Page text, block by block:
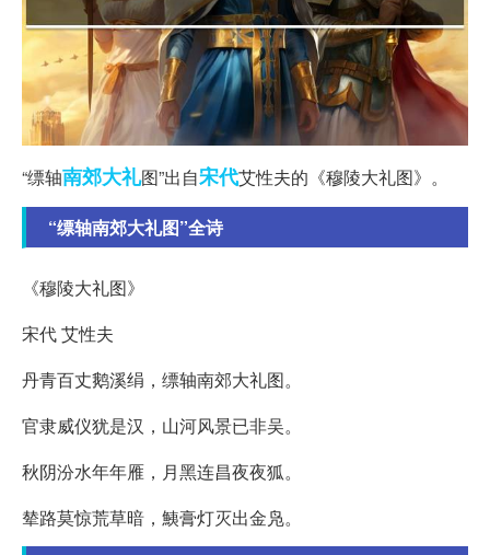
“缥轴南郊大礼图”出自宋代艾性夫的《穆陵大礼图》。
“缥轴南郊大礼图”全诗
《穆陵大礼图》
宋代 艾性夫
丹青百丈鹅溪绢，缥轴南郊大礼图。
官隶威仪犹是汉，山河风景已非吴。
秋阴汾水年年雁，月黑连昌夜夜狐。
辇路莫惊荒草暗，鮧膏灯灭出金凫。